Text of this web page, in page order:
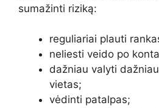
sumažinti riziką:
reguliariai plauti
neliesti veido po
dažniau valyti
vietas;
vėdinti patalpas;